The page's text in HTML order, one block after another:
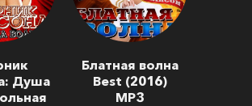
Душа
Блатная волна
Best (2016)
MP3